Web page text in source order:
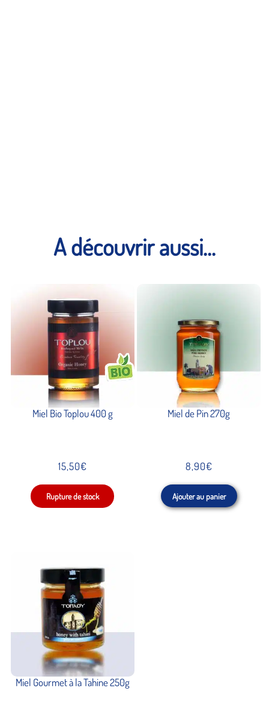
A découvrir aussi...
Miel Bio Toplou 400 g
15,50€
Miel de Pin 270g
8,90€
Ajouter au panier
Miel Gourmet à la Tahine 250g